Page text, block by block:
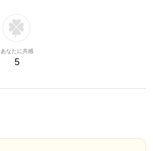
あなたに共感
5